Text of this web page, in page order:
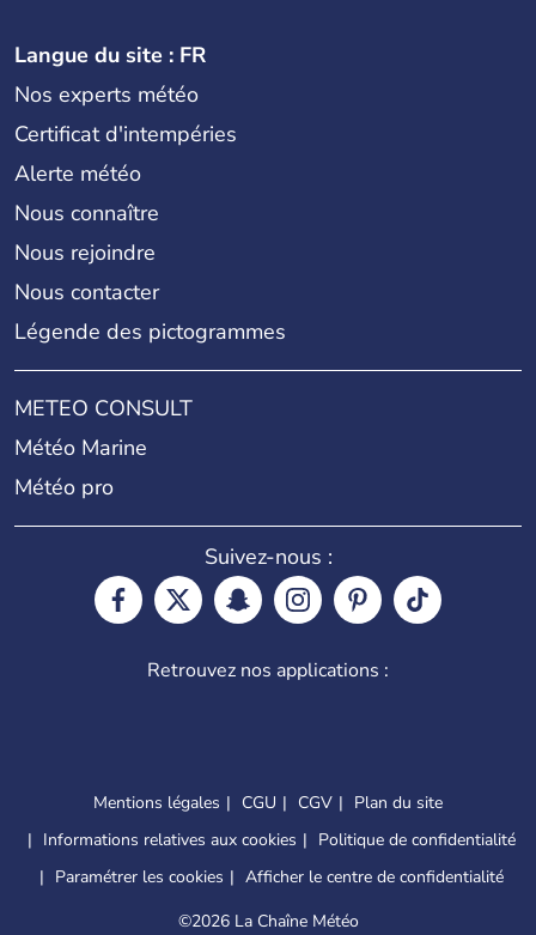
Langue du site : FR
Nos experts météo
Certificat d'intempéries
Alerte météo
Nous connaître
Nous rejoindre
Nous contacter
Légende des pictogrammes
METEO CONSULT
Météo Marine
Météo pro
Suivez-nous :
Retrouvez nos applications :
Mentions légales CGU CGV
Plan du site
Informations relatives aux cookies
Politique de confidentialité
Paramétrer les cookies
Afficher le centre de confidentialité
©2026 La Chaîne Météo